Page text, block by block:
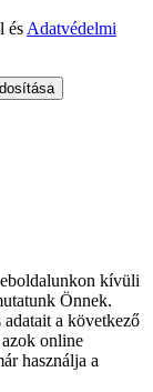
és Adatvédelmi
kívüli
Önnek.
a következő
online
használja a